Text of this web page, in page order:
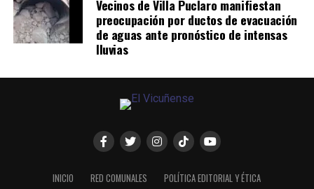
Vecinos de Villa Puclaro manifiestan
preocupación por ductos de evacuación
de aguas ante pronóstico de intensas
lluvias
INICIO RED COMUNALES
POLÍTICA EDITORIAL Y ÉTICA